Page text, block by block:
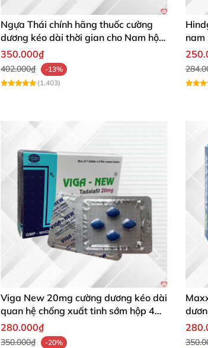
Ngựa Thái chính hãng thuốc cường
dương kéo dài thời gian cho Nam hộp
10 viên
350.000₫
402.000₫
-13%
(1,403)
nam
Viga New 20mg cường dương kéo dài
quan hệ chống xuất tinh sớm hộp 4
viên
280.000₫
350.000₫
-20%